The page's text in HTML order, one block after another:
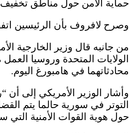
حماية الأمن حول مناطق
وصرح لافروف بأن الرئيسين
من جانبه قال وزير الخارجية
الولايات المتحدة وروسيا
محادثاتهما في هامبورغ اليوم.
وأشار الوزير الأمريكي إلى
التوتر في سورية حالما يتم
حول هوية القوات الأمنية التي